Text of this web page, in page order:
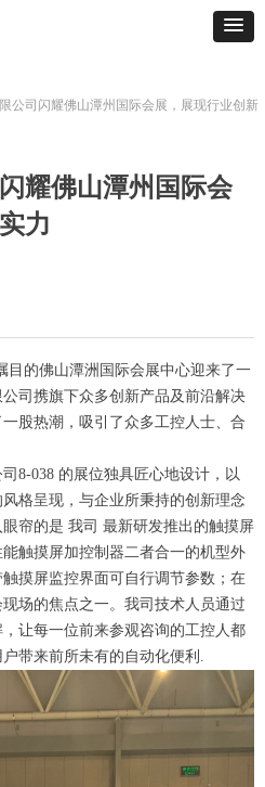
耀佛山潭州国际会
力
目的佛山潭洲国际会展中心迎来了一
司携旗下众多创新产品及前沿解决
股热潮，吸引了众多工控人士、合
8-038 的展位独具匠心地设计，以
格呈现，与企业所秉持的创新理念
帘的是 我司 最新研发推出的触摸屏
触摸屏加控制器二者合一的机型外
摸屏监控界面可自行调节参数；在
场的焦点之一。我司技术人员通过
让每一位前来参观咨询的工控人都
带来前所未有的自动化便利.
公司闪耀佛山潭州国际会展，展现行业创新